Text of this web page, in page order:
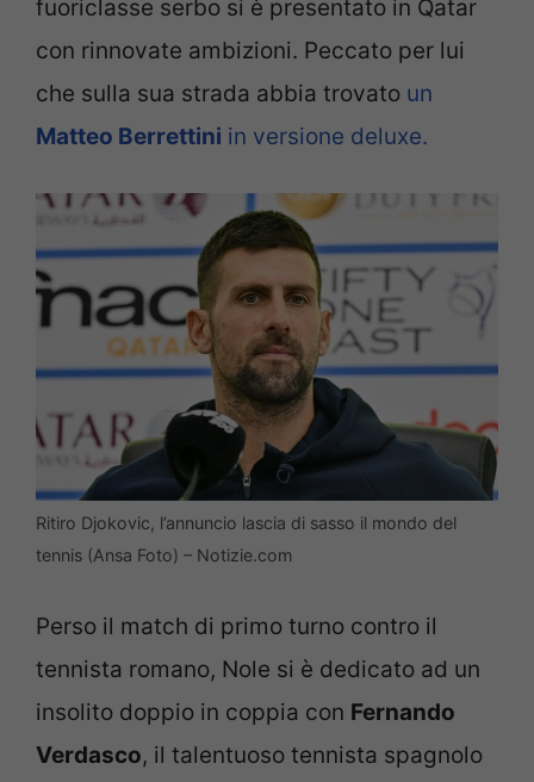
fuoriclasse serbo si è presentato in Qatar
con rinnovate ambizioni. Peccato per lui
che sulla sua strada abbia trovato un
Matteo Berrettini in versione deluxe.
Ritiro Djokovic, l’annuncio lascia di sasso il mondo del
tennis (Ansa Foto) – Notizie.com
Perso il match di primo turno contro il
tennista romano, Nole si è dedicato ad un
insolito doppio in coppia con Fernando
Verdasco, il talentuoso tennista spagnolo